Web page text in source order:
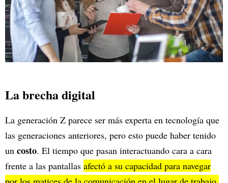
La brecha digital
La generación Z parece ser más experta en tecnología que
las generaciones anteriores, pero esto puede haber tenido
un costo. El tiempo que pasan interactuando cara a cara
frente a las pantallas afectó a su capacidad para navegar